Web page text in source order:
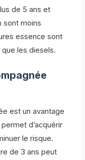
de 5 ans et
sont moins
essence sont
les diesels.
est un avantage
d’acquérir
le risque.
de 3 ans peut